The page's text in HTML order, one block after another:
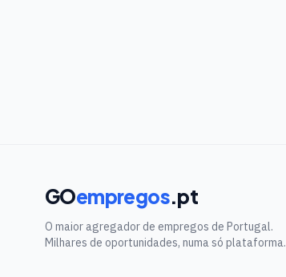
GOempregos.pt
O maior agregador de empregos de Portugal.
Milhares de oportunidades, numa só plataforma.